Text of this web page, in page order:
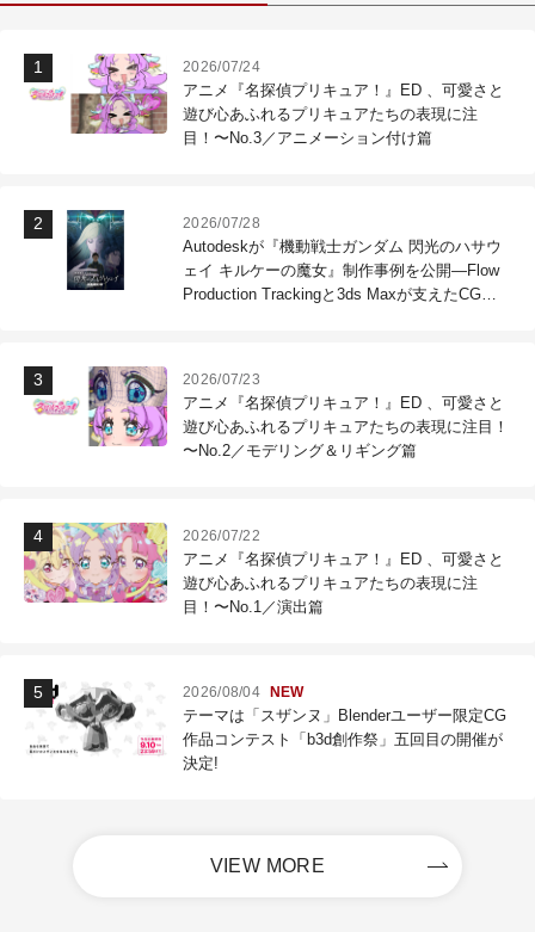
2026/07/24
アニメ『名探偵プリキュア！』ED 、可愛さと
遊び心あふれるプリキュアたちの表現に注
目！〜No.3／アニメーション付け篇
2026/07/28
Autodeskが『機動戦士ガンダム 閃光のハサウ
ェイ キルケーの魔女』制作事例を公開―Flow
Production Trackingと3ds Maxが支えたCG制
2026/07/23
アニメ『名探偵プリキュア！』ED 、可愛さと
遊び心あふれるプリキュアたちの表現に注目！
〜No.2／モデリング＆リギング篇
2026/07/22
アニメ『名探偵プリキュア！』ED 、可愛さと
遊び心あふれるプリキュアたちの表現に注
目！〜No.1／演出篇
2026/08/04 NEW
テーマは「スザンヌ」Blenderユーザー限定CG
作品コンテスト「b3d創作祭」五回目の開催が
決定!
VIEW MORE